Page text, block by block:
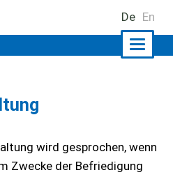
De En
wird gesprochen, wenn
Zwecke der Befriedigung